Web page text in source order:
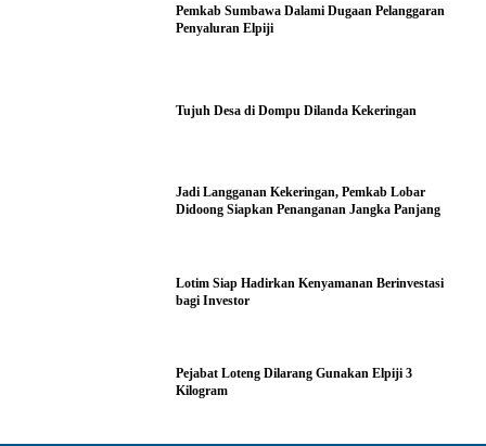
Pemkab Sumbawa Dalami Dugaan Pelanggaran
Penyaluran Elpiji
Tujuh Desa di Dompu Dilanda Kekeringan
Jadi Langganan Kekeringan, Pemkab Lobar
Didoong Siapkan Penanganan Jangka Panjang
Lotim Siap Hadirkan Kenyamanan Berinvestasi
bagi Investor
Pejabat Loteng Dilarang Gunakan Elpiji 3
Kilogram